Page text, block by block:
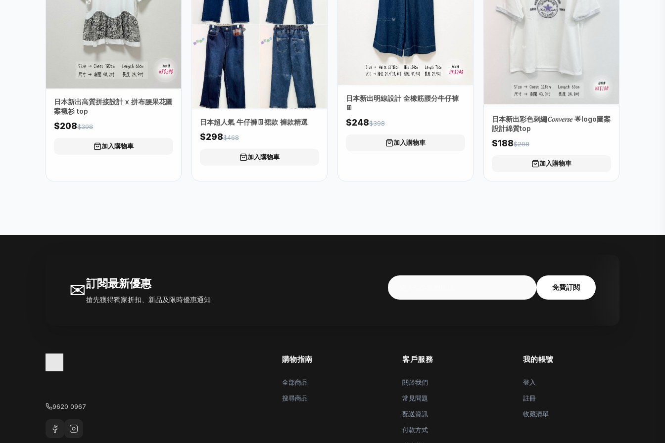
日本新出高質拼接設計 x 拼布腰果花圖
案襯衫 top
$208$398
加入購物車
日本超人氣 牛仔褲👖裙款 褲款精選
$298$468
加入購物車
日本新出明線設計 全橡筋腰分牛仔褲
👖
$248$398
加入購物車
日本新出彩色刺繡𝐶𝑜𝑛𝑣𝑒𝑟𝑠𝑒 🌟logo圖案
設計綿質top
$188$298
加入購物車
✉訂閱最新優惠
搶先獲得獨家折扣、新品及限時優惠通知
免費訂閱
9620 0967
購物指南
全部商品
搜尋商品
客戶服務
關於我們
常見問題
配送資訊
付款方式
我的帳號
登入
註冊
收藏清單